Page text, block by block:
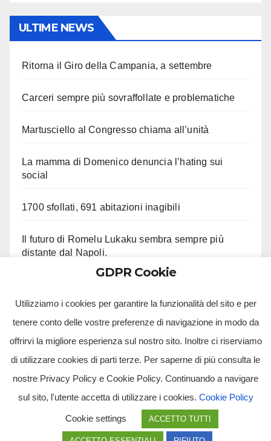
ULTIME NEWS
Ritorna il Giro della Campania, a settembre
Carceri sempre più sovraffollate e problematiche
Martusciello al Congresso chiama all’unità
La mamma di Domenico denuncia l’hating sui
social
1700 sfollati, 691 abitazioni inagibili
Il futuro di Romelu Lukaku sembra sempre più
distante dal Napoli.
Tv Multimidia Srl - Via Giulio Natta, SNC, 80126, Napoli (NA).
giornalistica registrata presso il Tribunale di Santa Maria Capua Vetere CE. Tutti i diritti riservati.
GDPR Cookie
Utilizziamo i cookies per garantire la funzionalità del sito e per
tenere conto delle vostre preferenze di navigazione in modo da
offrirvi la migliore esperienza sul nostro sito. Inoltre ci riserviamo
di utilizzare cookies di parti terze. Per saperne di più consulta le
nostre Privacy Policy e Cookie Policy. Continuando a navigare
sul sito, l'utente accetta di utilizzare i cookies. Cookie Policy
Cookie settings ACCETTO TUTTI